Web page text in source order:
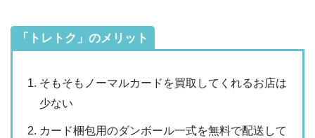
「トレトク」のメリット
そもそもノーマルカードを買取してくれるお店は
少ない
カード梱包用のダンボール一式を無料で配送して